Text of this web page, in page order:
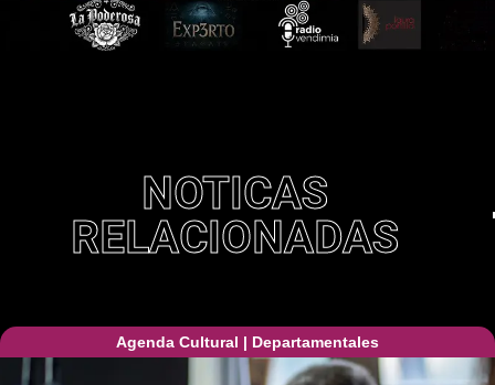
NOTICAS
RELACIONADAS
Agenda Cultural | Departamentales